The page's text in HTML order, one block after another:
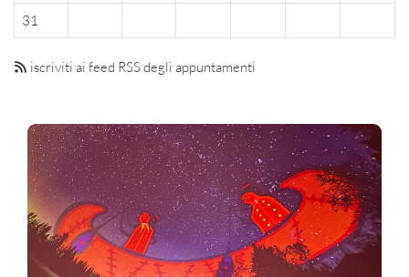
31
iscriviti ai feed RSS degli appuntamenti